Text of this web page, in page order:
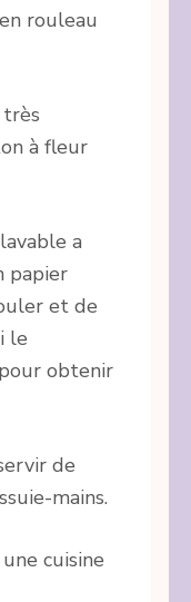
rouleau
à fleur
a
papier
et de
le
obtenir
de
mains.
cuisine